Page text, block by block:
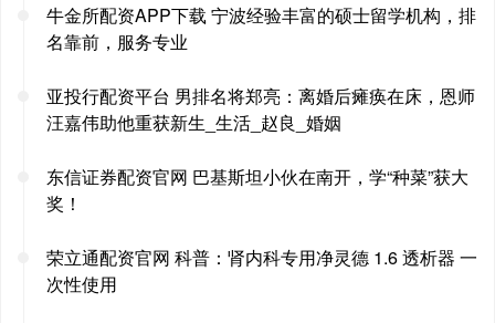
牛金所配资APP下载 宁波经验丰富的硕士留学机构，排
名靠前，服务专业
亚投行配资平台 男排名将郑亮：离婚后瘫痪在床，恩师
汪嘉伟助他重获新生_生活_赵良_婚姻
东信证券配资官网 巴基斯坦小伙在南开，学“种菜”获大
奖！
荣立通配资官网 科普：肾内科专用净灵德 1.6 透析器 一
次性使用